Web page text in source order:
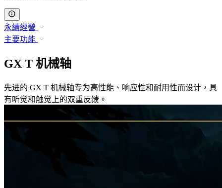
永續經營
主要功能
GX T 机械轴
先进的 GX T 机械轴专为高性能、响应性和耐用性而设计，具
有听觉和触觉上的双重反馈。